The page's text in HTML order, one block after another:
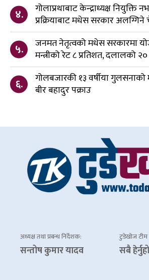
४.
गोलाप्रथाबाट केन्द्राध्यक्ष नियुक्ति
प्रक्रियाबाट मधेस सरकार अलग्गिने
५.
जनमत नेतृत्वको मधेस सरकारमा
मन्त्रीको रेट ८ प्रतिशत, दलालको
६.
गोलबजारकी १३ वर्षीया
बीर बहादुर पक्राउ
अध्यक्ष तथा प्रबन्ध निर्देशक:
सन्तोष कुमार यादव
टुडेखोज टीम
सबै